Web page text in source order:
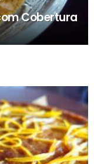
Cobertura